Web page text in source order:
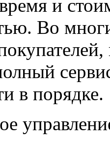
и
Во
в порядке.